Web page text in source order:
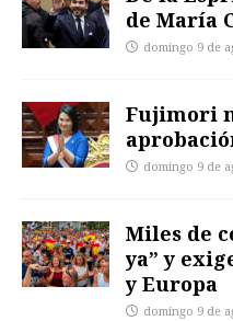
de María
domingo 9 de
Fujimori
domingo 9 de
Miles de
ya” y
y Europa
domingo 9 de